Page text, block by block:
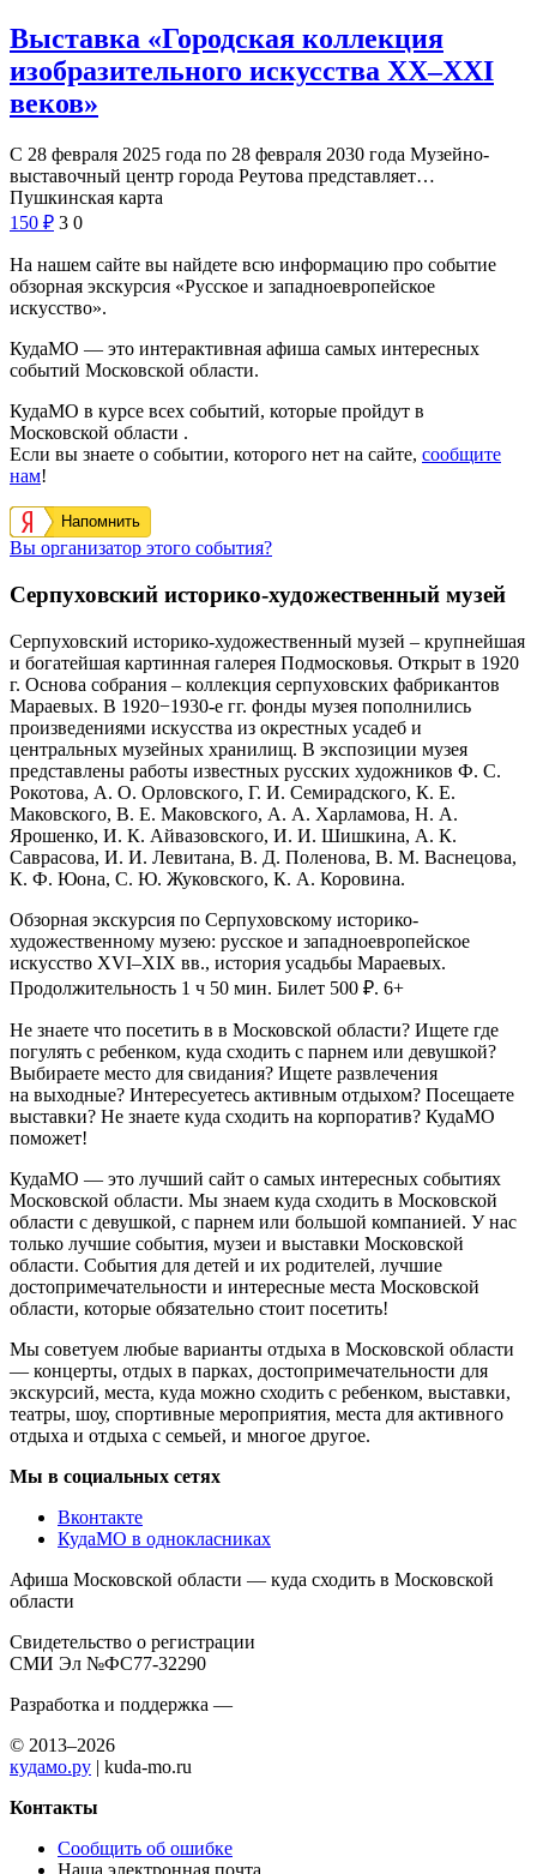
Выставка «Городская коллекция
изобразительного искусства XX–XXI
веков»
С 28 февраля 2025 года по 28 февраля 2030 года Музейно-
выставочный центр города Реутова представляет…
Пушкинская карта
150 ₽ 3 0
На нашем сайте вы найдете всю информацию про событие
обзорная экскурсия «Русское и западноевропейское
искусство».
КудаМО — это интерактивная афиша самых интересных
событий Московской области.
КудаМО в курсе всех событий, которые пройдут в
Московской области .
Если вы знаете о событии, которого нет на сайте, сообщите
нам!
Напомнить
Вы организатор этого события?
Серпуховский историко-художественный музей
Серпуховский историко-художественный музей – крупнейшая
и богатейшая картинная галерея Подмосковья. Открыт в 1920
г. Основа собрания – коллекция серпуховских фабрикантов
Мараевых. В 1920−1930-е гг. фонды музея пополнились
произведениями искусства из окрестных усадеб и
центральных музейных хранилищ. В экспозиции музея
представлены работы известных русских художников Ф. С.
Рокотова, А. О. Орловского, Г. И. Семирадского, К. Е.
Маковского, В. Е. Маковского, А. А. Харламова, Н. А.
Ярошенко, И. К. Айвазовского, И. И. Шишкина, А. К.
Саврасова, И. И. Левитана, В. Д. Поленова, В. М. Васнецова,
К. Ф. Юона, С. Ю. Жуковского, К. А. Коровина.
Обзорная экскурсия по Серпуховскому историко-
художественному музею: русское и западноевропейское
искусство XVI–XIX вв., история усадьбы Мараевых.
Продолжительность 1 ч 50 мин. Билет 500 ₽. 6+
Не знаете что посетить в в Московской области? Ищете где
погулять с ребенком, куда сходить с парнем или девушкой?
Выбираете место для свидания? Ищете развлечения
на выходные? Интересуетесь активным отдыхом? Посещаете
выставки? Не знаете куда сходить на корпоратив? КудаМО
поможет!
КудаМО — это лучший сайт о самых интересных событиях
Московской области. Мы знаем куда сходить в Московской
области с девушкой, с парнем или большой компанией. У нас
только лучшие события, музеи и выставки Московской
области. События для детей и их родителей, лучшие
достопримечательности и интересные места Московской
области, которые обязательно стоит посетить!
Мы советуем любые варианты отдыха в Московской области
— концерты, отдых в парках, достопримечательности для
экскурсий, места, куда можно сходить с ребенком, выставки,
театры, шоу, спортивные мероприятия, места для активного
отдыха и отдыха с семьей, и многое другое.
Мы в социальных сетях
Вконтакте
КудаМО в однокласниках
Афиша Московской области — куда сходить в Московской
области
Свидетельство о регистрации
СМИ Эл №ФС77-32290
Разработка и поддержка —
© 2013–2026
кудамо.ру | kuda-mo.ru
Контакты
Сообщить об ошибке
Наша электронная почта